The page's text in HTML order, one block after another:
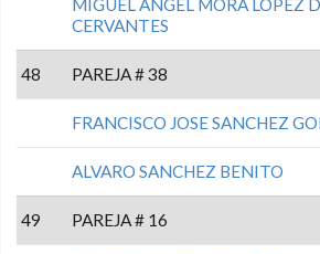
MIGUEL ANGEL MORA LOPEZ
CERVANTES
48 PAREJA # 38
FRANCISCO JOSE SANCHEZ
ALVARO SANCHEZ BENITO
49 PAREJA # 16